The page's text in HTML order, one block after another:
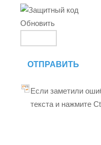
Обновить
ОТПРАВИТЬ
Если заметили
текста и нажмите